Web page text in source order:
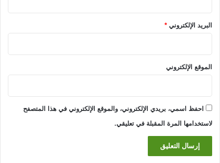
البريد الإلكتروني *
الموقع الإلكتروني
احفظ اسمي، بريدي الإلكتروني، والموقع الإلكتروني في هذا المتصفح
لاستخدامها المرة المقبلة في تعليقي.